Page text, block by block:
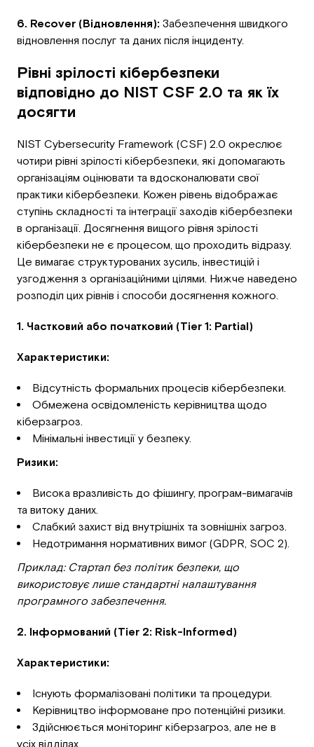
6. Recover (Відновлення): Забезпечення швидкого
відновлення послуг та даних після інциденту.
Рівні зрілості кібербезпеки
відповідно до NIST CSF 2.0 та як їх
досягти
NIST Cybersecurity Framework (CSF) 2.0 окреслює
чотири рівні зрілості кібербезпеки, які допомагають
організаціям оцінювати та вдосконалювати свої
практики кібербезпеки. Кожен рівень відображає
ступінь складності та інтеграції заходів кібербезпеки
в організації. Досягнення вищого рівня зрілості
кібербезпеки не є процесом, що проходить відразу.
Це вимагає структурованих зусиль, інвестицій і
узгодження з організаційними цілями. Нижче наведено
розподіл цих рівнів і способи досягнення кожного.
1. Частковий або початковий (Tier 1: Partial)
Характеристики:
Відсутність формальних процесів кібербезпеки.
Обмежена освідомленість керівництва щодо
кіберзагроз.
Мінімальні інвестиції у безпеку.
Ризики:
Висока вразливість до фішингу, програм-вимагачів
та витоку даних.
Слабкий захист від внутрішніх та зовнішніх загроз.
Недотримання нормативних вимог (GDPR, SOC 2).
Приклад: Стартап без політик безпеки, що
використовує лише стандартні налаштування
програмного забезпечення.
2. Інформований (Tier 2: Risk-Informed)
Характеристики:
Існують формалізовані політики та процедури.
Керівництво інформоване про потенційні ризики.
Здійснюється моніторинг кіберзагроз, але не в
усіх відділах.